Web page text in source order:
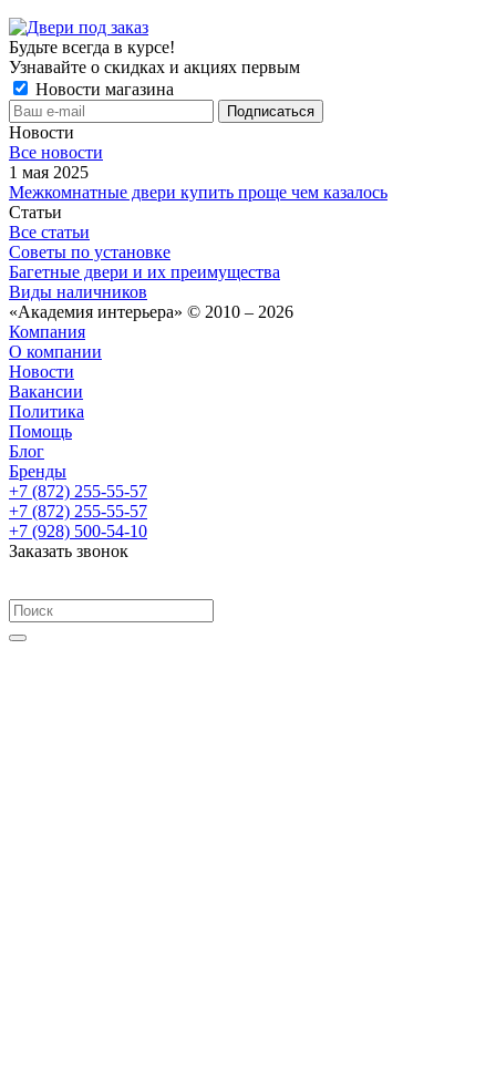
Будьте всегда в курсе!
Узнавайте о скидках и акциях первым
Новости магазина
Новости
Все новости
1 мая 2025
Межкомнатные двери купить проще чем казалось
Статьи
Все статьи
Советы по установке
Багетные двери и их преимущества
Виды наличников
«Академия интерьера» © 2010 – 2026
Компания
О компании
Новости
Вакансии
Политика
Помощь
Блог
Бренды
+7 (872) 255-55-57
+7 (872) 255-55-57
+7 (928) 500-54-10
Заказать звонок